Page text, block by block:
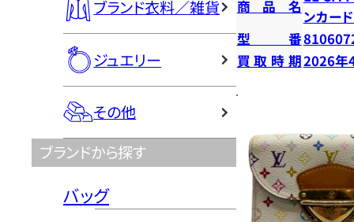
ブランド衣料／雑貨
ジュエリー
その他
ブランドから探す
バッグ
商品名
ンカー
型番
買取時期2026年